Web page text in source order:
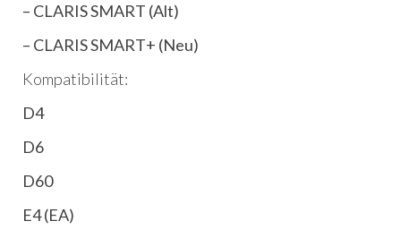
Menge
– CLARIS SMART (Alt)
– CLARIS SMART+ (Neu)
Kompatibilität:
D4
D6
D60
E4 (EA)